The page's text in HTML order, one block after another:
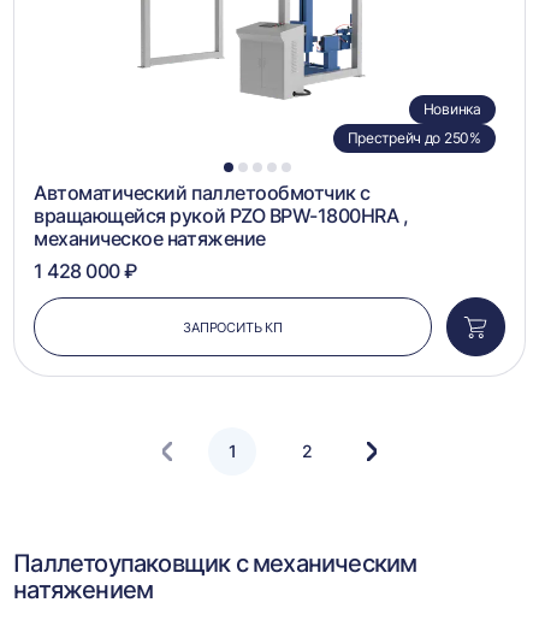
1 2 3 4 5
Новинка
Престрейч до 250%
Автоматический паллетообмотчик с
вращающейся рукой PZO BPW-1800HRA ,
механическое натяжение
1 428 000 ₽
ЗАПРОСИТЬ КП
в
1 2
Следующая
Паллетоупаковщик с механическим
натяжением